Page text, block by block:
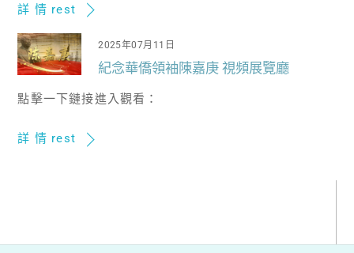
詳 情 rest
2025年07月11日
紀念華僑領袖陳嘉庚 視頻展覽廳
點擊一下鏈接進入觀看：
詳 情 rest